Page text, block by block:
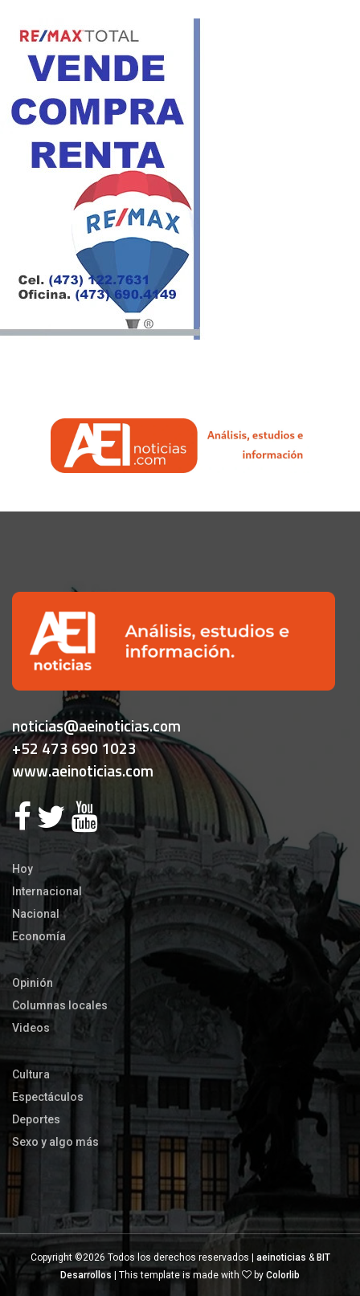
noticias@aeinoticias.com
+52 473 690 1023
www.aeinoticias.com
Hoy
Internacional
Nacional
Economía
Opinión
Columnas locales
Videos
Cultura
Espectáculos
Deportes
Sexo y algo más
Copyright ©2026 Todos los derechos reservados | aeinoticias & BIT
Desarrollos | This template is made with by Colorlib